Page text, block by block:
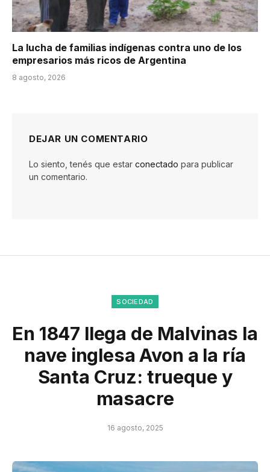
La lucha de familias indígenas contra uno de los
empresarios más ricos de Argentina
8 agosto, 2026
DEJAR UN COMENTARIO
Lo siento, tenés que estar conectado para publicar
un comentario.
SOCIEDAD
En 1847 llega de Malvinas la
nave inglesa Avon a la ría
Santa Cruz: trueque y
masacre
16 agosto, 2025